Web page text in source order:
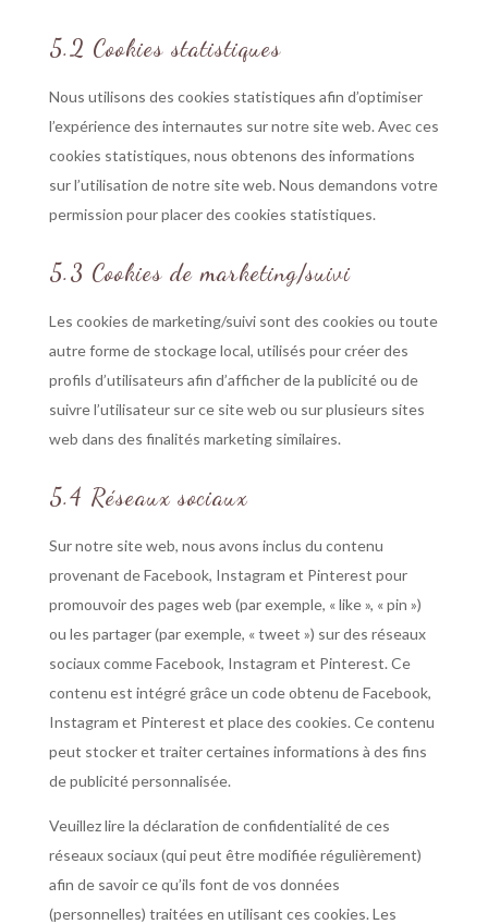
5.2 Cookies statistiques
Nous utilisons des cookies statistiques afin d’optimiser
l’expérience des internautes sur notre site web. Avec ces
cookies statistiques, nous obtenons des informations
sur l’utilisation de notre site web. Nous demandons votre
permission pour placer des cookies statistiques.
5.3 Cookies de marketing/suivi
Les cookies de marketing/suivi sont des cookies ou toute
autre forme de stockage local, utilisés pour créer des
profils d’utilisateurs afin d’afficher de la publicité ou de
suivre l’utilisateur sur ce site web ou sur plusieurs sites
web dans des finalités marketing similaires.
5.4 Réseaux sociaux
Sur notre site web, nous avons inclus du contenu
provenant de Facebook, Instagram et Pinterest pour
promouvoir des pages web (par exemple, « like », « pin »)
ou les partager (par exemple, « tweet ») sur des réseaux
sociaux comme Facebook, Instagram et Pinterest. Ce
contenu est intégré grâce un code obtenu de Facebook,
Instagram et Pinterest et place des cookies. Ce contenu
peut stocker et traiter certaines informations à des fins
de publicité personnalisée.
Veuillez lire la déclaration de confidentialité de ces
réseaux sociaux (qui peut être modifiée régulièrement)
afin de savoir ce qu’ils font de vos données
(personnelles) traitées en utilisant ces cookies. Les